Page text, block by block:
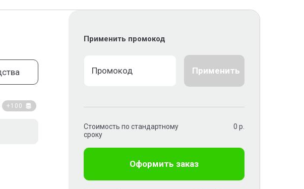
+100
Применить промокод
Применить
Стоимость по стандартному
сроку
0 р.
Оформить заказ